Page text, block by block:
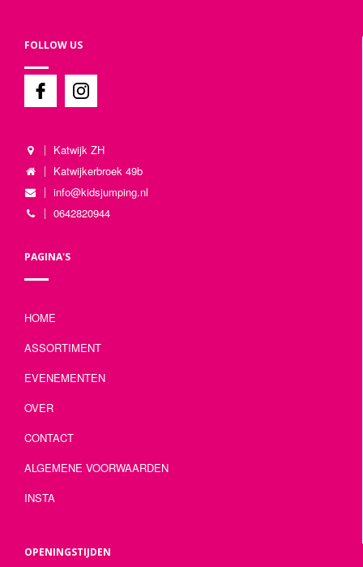
FOLLOW US
Katwijk ZH
Katwijkerbroek 49b
info@kidsjumping.nl
0642820944
PAGINA'S
HOME
ASSORTIMENT
EVENEMENTEN
OVER
CONTACT
ALGEMENE VOORWAARDEN
INSTA
OPENINGSTIJDEN